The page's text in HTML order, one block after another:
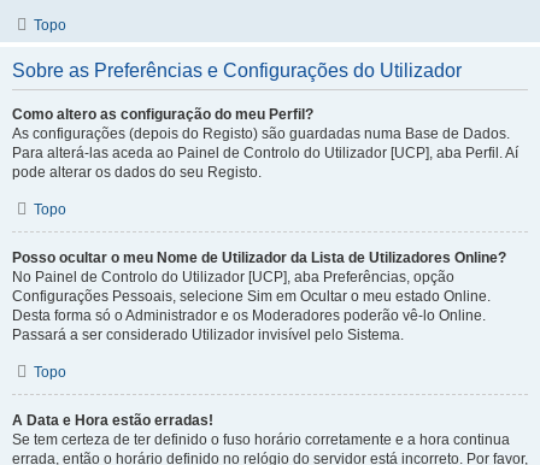
Topo
Sobre as Preferências e Configurações do Utilizador
Como altero as configuração do meu Perfil?
As configurações (depois do Registo) são guardadas numa Base de Dados.
Para alterá-las aceda ao Painel de Controlo do Utilizador [UCP], aba Perfil. Aí
pode alterar os dados do seu Registo.
Topo
Posso ocultar o meu Nome de Utilizador da Lista de Utilizadores Online?
No Painel de Controlo do Utilizador [UCP], aba Preferências, opção
Configurações Pessoais, selecione Sim em Ocultar o meu estado Online.
Desta forma só o Administrador e os Moderadores poderão vê-lo Online.
Passará a ser considerado Utilizador invisível pelo Sistema.
Topo
A Data e Hora estão erradas!
Se tem certeza de ter definido o fuso horário corretamente e a hora continua
errada, então o horário definido no relógio do servidor está incorreto. Por favor,